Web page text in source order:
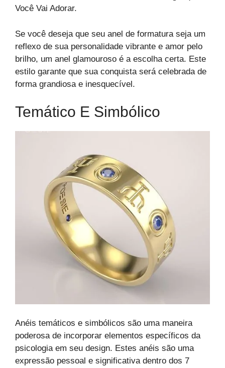
Você Vai Adorar.
Se você deseja que seu anel de formatura seja um
reflexo de sua personalidade vibrante e amor pelo
brilho, um anel glamouroso é a escolha certa. Este
estilo garante que sua conquista será celebrada de
forma grandiosa e inesquecível.
Temático E Simbólico
Anéis temáticos e simbólicos são uma maneira
poderosa de incorporar elementos específicos da
psicologia em seu design. Estes anéis são uma
expressão pessoal e significativa dentro dos 7